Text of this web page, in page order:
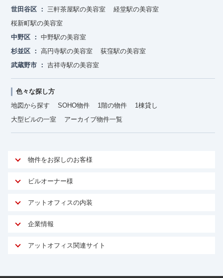
世田谷区
三軒茶屋駅の美容室
経堂駅の美容室
桜新町駅の美容室
中野区
中野駅の美容室
杉並区
高円寺駅の美容室
荻窪駅の美容室
武蔵野市
吉祥寺駅の美容室
色々な探し方
地図から探す
SOHO物件 1階の物件
1棟貸し
大型ビルの一室
アーカイブ物件一覧
物件をお探しのお客様
アットオフィスが選ばれる理由
ご契約者様インタビュー
オフィスお役立ちコラム
ビルオーナー様
オーナー様向けサービス
マイソク作成
物件情報から成約賃料を予測
リノベーション
アットオフィスの内装
サービス内容
内装に関するよくある質問
企業情報
アットオフィス関連サイト